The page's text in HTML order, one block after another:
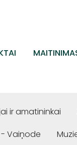
ir amatininkai
- Vaiņode